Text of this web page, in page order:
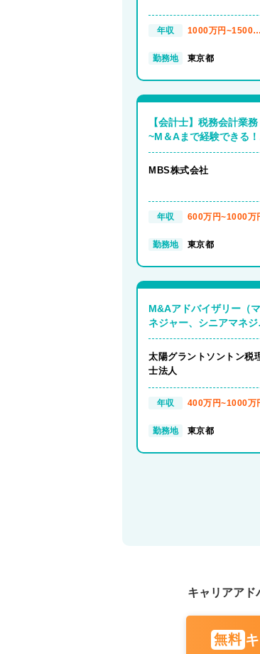
年収
1000万円~1500万
勤務地
東京都
【会計士】税務会計業務
~M＆Aまで経験できる
強応援◎勤務時間コント
ール◎在宅◎【東京】
MBS株式会社
年収 600万円~1000万
勤務地 東京都
M&Aアドバイザリー（マ
ネジャー、シニアマネジ
ー、ディレクター）
太陽グラントソントン税
士法人
年収 400万円~1000万
勤務地 東京都
キャリアアド